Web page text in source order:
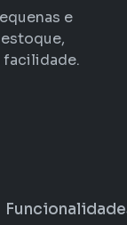
e
facilidade.